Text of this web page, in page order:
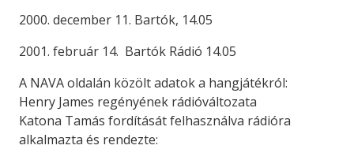
2000. december 11. Bartók, 14.05
2001. február 14. Bartók Rádió 14.05
A NAVA oldalán közölt adatok a hangjátékról:
Henry James regényének rádióváltozata
Katona Tamás fordítását felhasználva rádióra
alkalmazta és rendezte: